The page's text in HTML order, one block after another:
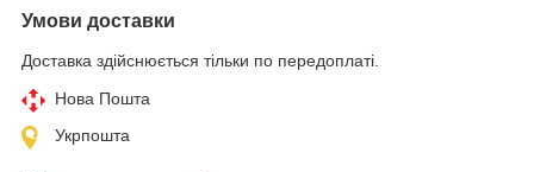
Умови доставки
Доставка здійснюється тільки по передоплаті.
Нова Пошта
Укрпошта